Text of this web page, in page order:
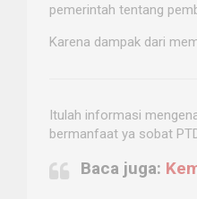
pemerintah tentang
Karena dampak dari
Itulah informasi
bermanfaat ya sobat
Baca juga: